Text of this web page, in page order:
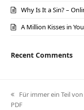
Why Is It a Sin? –
A Million Kisses in
Recent Comments
previous
post:
Für immer ein Teil
PDF